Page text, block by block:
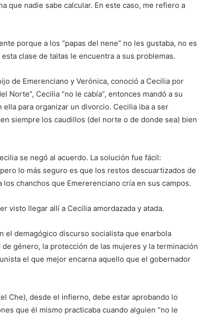
que nadie sabe calcular. En este caso, me refiero a
porque a los “papas del nene” no les gustaba, no es
clase de taitas le encuentra a sus problemas.
de Emerenciano y Verónica, conoció a Cecilia por
Norte”, Cecilia “no le cabía”, entonces mandó a su
ella para organizar un divorcio. Cecilia iba a ser
siempre los caudillos (del norte o de donde sea) bien
se negó al acuerdo. La solución fue fácil:
lo más seguro es que los restos descuartizados de
chanchos que Emererenciano cría en sus campos.
visto llegar allí a Cecilia amordazada y atada.
el demagógico discurso socialista que enarbola
género, la protección de las mujeres y la terminación
el que mejor encarna aquello que el gobernador
Che), desde el infierno, debe estar aprobando lo
que él mismo practicaba cuando alguien “no le